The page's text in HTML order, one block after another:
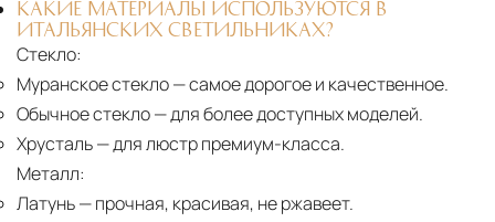
КАКИЕ МАТЕРИАЛЫ ИСПОЛЬЗУЮТСЯ В
ИТАЛЬЯНСКИХ СВЕТИЛЬНИКАХ?
Стекло:
Муранское стекло— самое дорогое и качественное.
Обычное стекло— для более доступных моделей.
Хрусталь— для люстр премиум-класса.
Металл:
Латунь— прочная, красивая, не ржавеет.